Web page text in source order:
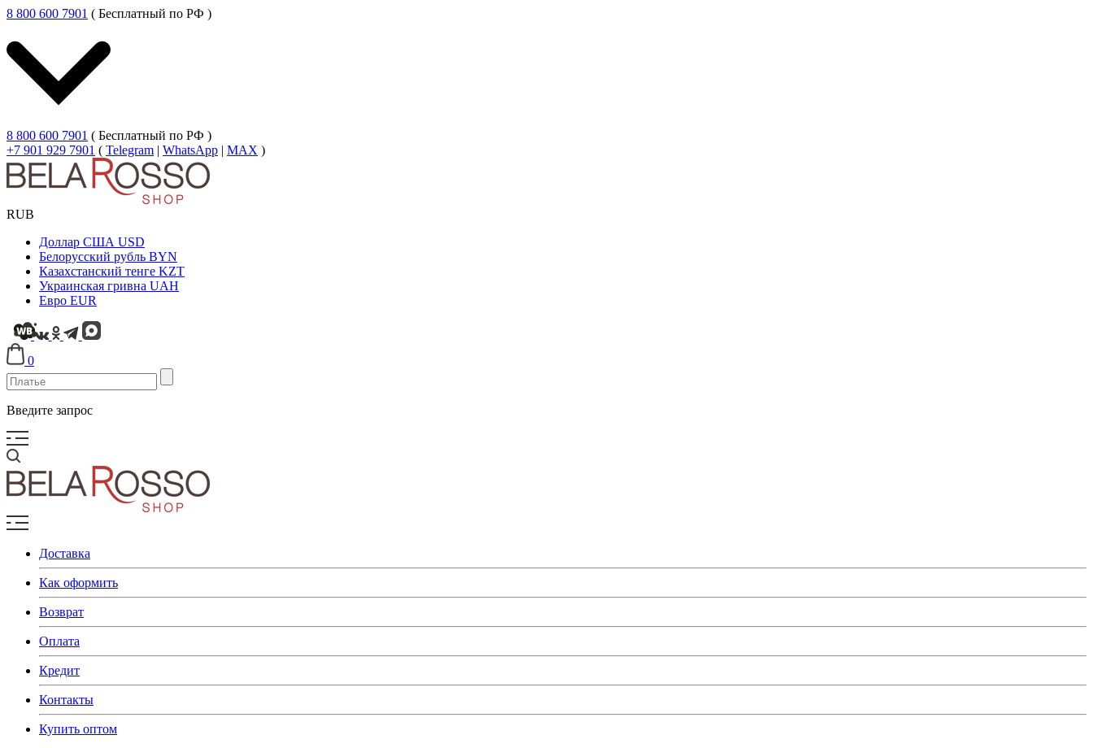
8 800 600 7901 ( Бесплатный по РФ )
8 800 600 7901 ( Бесплатный по РФ )
+7 901 929 7901 ( Telegram | WhatsApp | MAX )
RUB
Доллар США USD
Белорусский рубль BYN
Казахстанский тенге KZT
Украинская гривна UAH
Евро EUR
0
Введите запрос
Доставка
Как оформить
Возврат
Оплата
Кредит
Контакты
Купить оптом